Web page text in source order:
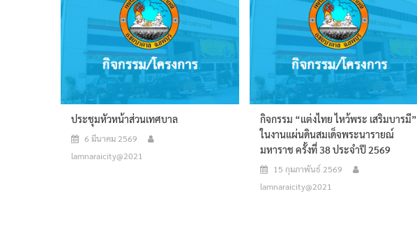
ประชุมหัวหน้าส่วนเทศบาล
6 มีนาคม 2569
lamnaraicity@2021
กิจกรรม “แต่งไทย ไหว้พระ เสริมบารมี”
ในงานแผ่นดินสมเด็จพระนารายณ์
มหาราช ครั้งที่ 38 ประจำปี 2569
15 กุมภาพันธ์ 2569
lamnaraicity@2021